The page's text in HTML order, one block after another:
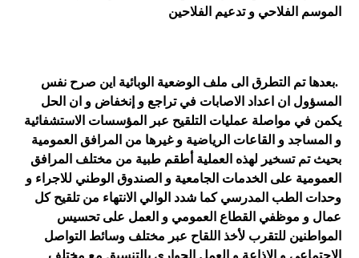
الموسم الفلاحي و تدعيم الفلاحين
.بعدها تم التطرق الى ملف الوضعية الوبائية اين صرح نفس
المسؤول ان اعداد الاصابات في تراجع و إنخفاض و ان الحل
يكمن في مواصلة عمليات التلقيح عبر المؤسسات الاستشفائية
و المساجد و القاعات الرياضية و غيرها من المرافق العمومية
بحيث تم تسخير لهذه العملية أطقم طبية من مختلف المرافق
العمومية على الخدمات الجامعية و الصندوق الوطني للاجراء و
وحدات الطب المدرسي كما شدد الوالي الانتهاء من تلقيح كل
عمال و موظفي القطاع العمومي و العمل على تحسيس
المواطنين للتقرب لأخذ اللقاح عبر مختلف وسائط التواصل
الاجتماعي و الاذاعة و العمل الجواري بالتنسيق مع مختلف